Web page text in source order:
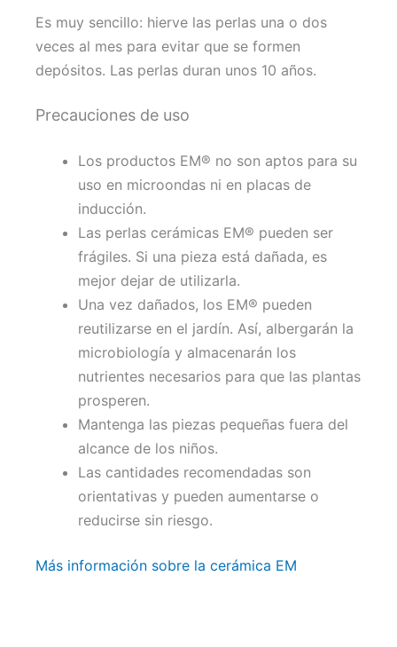
Es muy sencillo: hierve las perlas una o dos
veces al mes para evitar que se formen
depósitos. Las perlas duran unos 10 años.
Precauciones de uso
Los productos EM® no son aptos para su
uso en microondas ni en placas de
inducción.
Las perlas cerámicas EM® pueden ser
frágiles. Si una pieza está dañada, es
mejor dejar de utilizarla.
Una vez dañados, los EM® pueden
reutilizarse en el jardín. Así, albergarán la
microbiología y almacenarán los
nutrientes necesarios para que las plantas
prosperen.
Mantenga las piezas pequeñas fuera del
alcance de los niños.
Las cantidades recomendadas son
orientativas y pueden aumentarse o
reducirse sin riesgo.
Más información sobre la cerámica EM